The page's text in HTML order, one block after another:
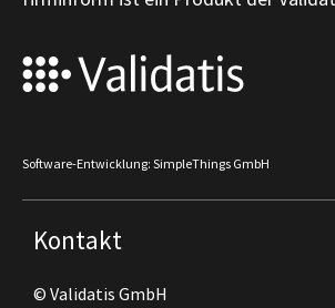
Software-Entwicklung: SimpleThings GmbH
Kontakt
© Validatis GmbH